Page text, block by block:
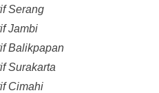
Serang
Jambi
Balikpapan
Surakarta
Cimahi